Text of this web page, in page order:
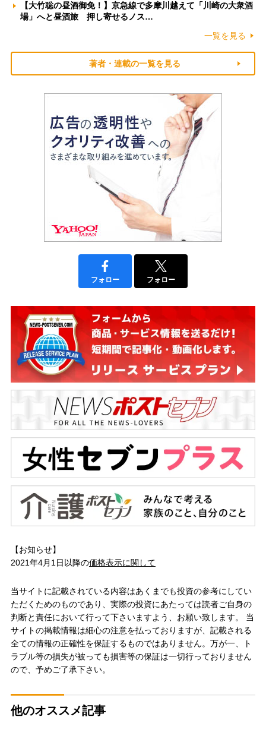
【大竹聡の昼酒御免！】京急線で多摩川越えて「川崎の大衆酒
場」へと昼酒旅 押し寄せるノス…
一覧を見る
著者・連載の一覧を見る
フォロー フォロー
【お知らせ】
2021年4月1日以降の価格表示に関して
当サイトに記載されている内容はあくまでも投資の参考にしてい
ただくためのものであり、実際の投資にあたっては読者ご自身の
判断と責任において行って下さいますよう、お願い致します。 当
サイトの掲載情報は細心の注意を払っておりますが、記載される
全ての情報の正確性を保証するものではありません。万が一、ト
ラブル等の損失が被っても損害等の保証は一切行っておりません
ので、予めご了承下さい。
他のオススメ記事